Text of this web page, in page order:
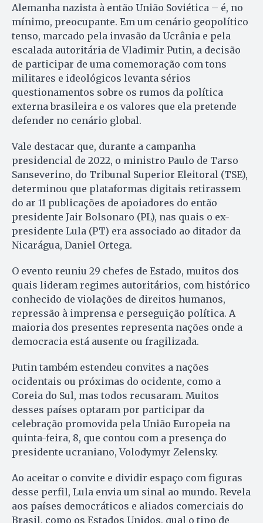
Alemanha nazista à então União Soviética – é, no
mínimo, preocupante. Em um cenário geopolítico
tenso, marcado pela invasão da Ucrânia e pela
escalada autoritária de Vladimir Putin, a decisão
de participar de uma comemoração com tons
militares e ideológicos levanta sérios
questionamentos sobre os rumos da política
externa brasileira e os valores que ela pretende
defender no cenário global.
Vale destacar que, durante a campanha
presidencial de 2022, o ministro Paulo de Tarso
Sanseverino, do Tribunal Superior Eleitoral (TSE),
determinou que plataformas digitais retirassem
do ar 11 publicações de apoiadores do então
presidente Jair Bolsonaro (PL), nas quais o ex-
presidente Lula (PT) era associado ao ditador da
Nicarágua, Daniel Ortega.
O evento reuniu 29 chefes de Estado, muitos dos
quais lideram regimes autoritários, com histórico
conhecido de violações de direitos humanos,
repressão à imprensa e perseguição política. A
maioria dos presentes representa nações onde a
democracia está ausente ou fragilizada.
Putin também estendeu convites a nações
ocidentais ou próximas do ocidente, como a
Coreia do Sul, mas todos recusaram. Muitos
desses países optaram por participar da
celebração promovida pela União Europeia na
quinta-feira, 8, que contou com a presença do
presidente ucraniano, Volodymyr Zelensky.
Ao aceitar o convite e dividir espaço com figuras
desse perfil, Lula envia um sinal ao mundo. Revela
aos países democráticos e aliados comerciais do
Brasil, como os Estados Unidos, qual o tipo de